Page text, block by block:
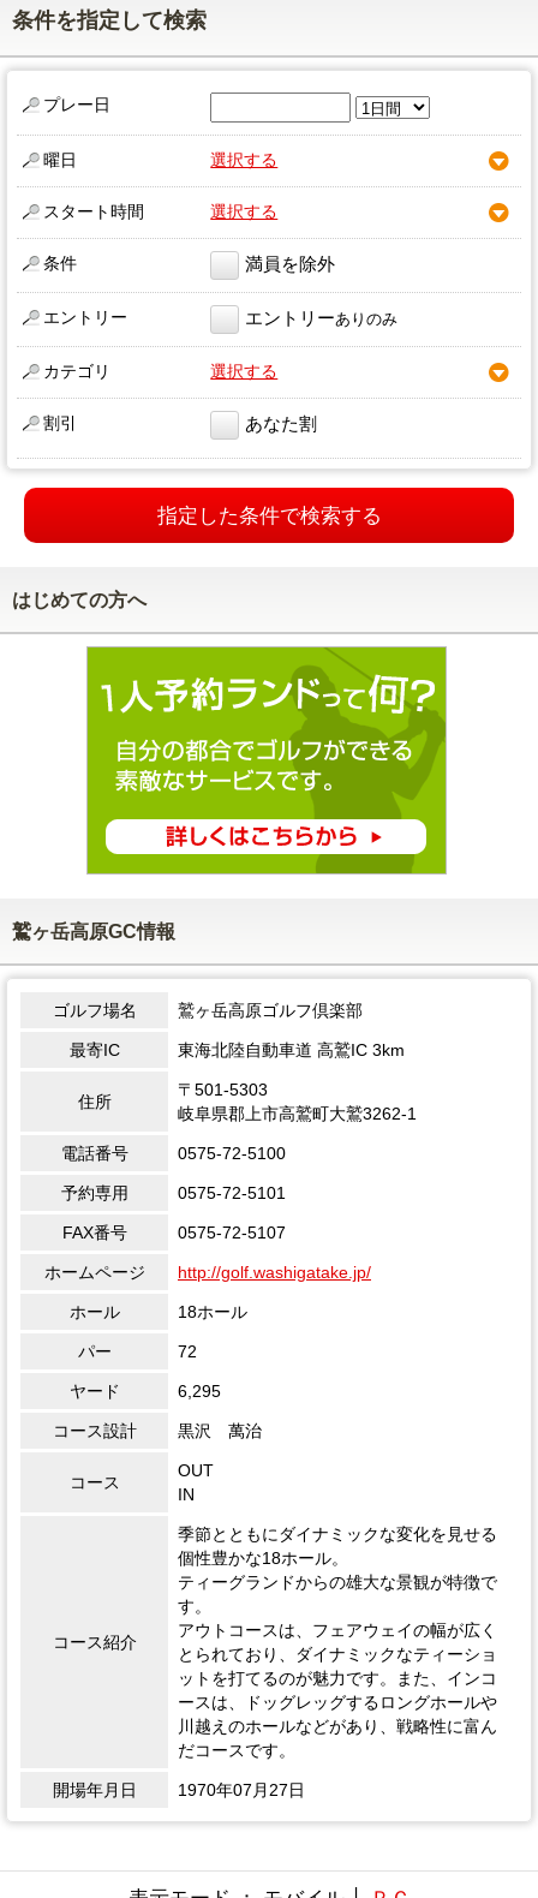
条件を指定して検索
プレー日
曜日 選択する
スタート時間 選択する
条件 満員を除外
エントリー エントリーありのみ
カテゴリ 選択する
割引 あなた割
指定した条件で検索する
はじめての方へ
鷲ヶ岳高原GC情報
ゴルフ場名 鷲ヶ岳高原ゴルフ倶楽部
最寄IC 東海北陸自動車道 高鷲IC 3km
住所
〒501-5303
岐阜県郡上市高鷲町大鷲3262-1
電話番号 0575-72-5100
予約専用 0575-72-5101
FAX番号 0575-72-5107
ホームページ http://golf.washigatake.jp/
ホール 18ホール
パー 72
ヤード 6,295
コース設計 黒沢 萬治
コース
OUT
IN
コース紹介
季節とともにダイナミックな変化を見せる
個性豊かな18ホール。
ティーグランドからの雄大な景観が特徴で
す。
アウトコースは、フェアウェイの幅が広く
とられており、ダイナミックなティーショ
ットを打てるのが魅力です。また、インコ
ースは、ドッグレッグするロングホールや
川越えのホールなどがあり、戦略性に富ん
だコースです。
開場年月日 1970年07月27日